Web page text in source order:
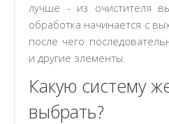
лучше - из очистителя
обработка начинается с
после чего
и другие элементы.
Какую систему
выбрать?